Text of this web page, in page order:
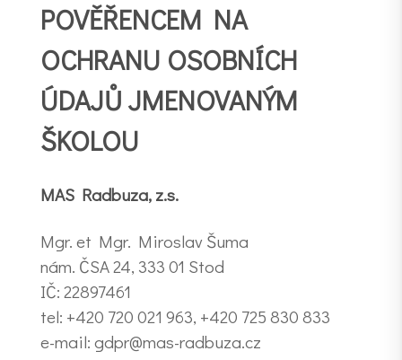
POVĚŘENCEM NA
OCHRANU OSOBNÍCH
ÚDAJŮ JMENOVANÝM
ŠKOLOU
MAS Radbuza, z.s.
Mgr. et Mgr. Miroslav Šuma
nám. ČSA 24, 333 01 Stod
IČ: 22897461
tel: +420 720 021 963, +420 725 830 833
e-mail: gdpr@mas-radbuza.cz